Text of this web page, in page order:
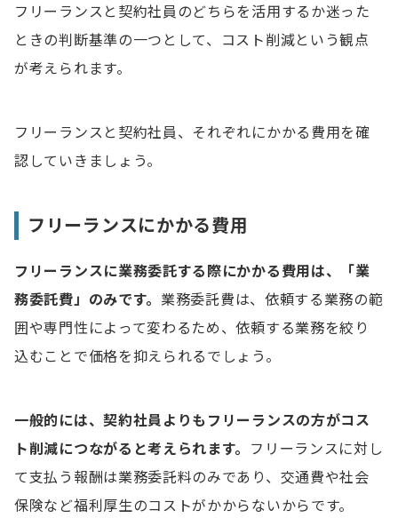
フリーランスと契約社員のどちらを活用するか迷った
ときの判断基準の一つとして、コスト削減という観点
が考えられます。
フリーランスと契約社員、それぞれにかかる費用を確
認していきましょう。
フリーランスにかかる費用
フリーランスに業務委託する際にかかる費用は、「業
務委託費」のみです。 業務委託費は、依頼する業務の範
囲や専門性によって変わるため、依頼する業務を絞り
込むことで価格を抑えられるでしょう。
一般的には、契約社員よりもフリーランスの方がコス
ト削減につながると考えられます。 フリーランスに対し
て支払う報酬は業務委託料のみであり、交通費や社会
保険など福利厚生のコストがかからないからです。